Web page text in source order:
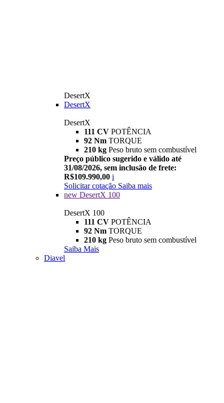
DesertX
DesertX
DesertX
111 CV POTÊNCIA
92 Nm TORQUE
210 kg Peso bruto sem combustível
Preço público sugerido e válido até
31/08/2026, sem inclusão de frete:
R$109.990,00 i
Solicitar cotação Saiba mais
new DesertX 100
DesertX 100
111 CV POTÊNCIA
92 Nm TORQUE
210 kg Peso bruto sem combustível
Saiba Mais
Diavel